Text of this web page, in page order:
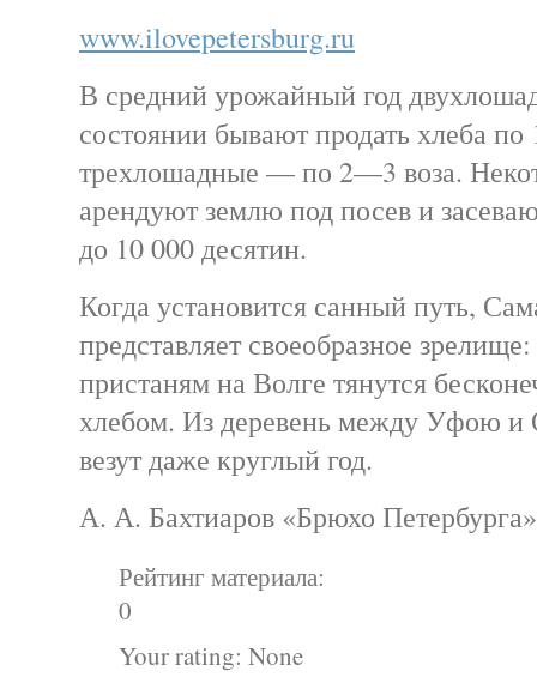
www.ilovepetersburg.ru
В средний урожайный год
состоянии бывают продать хлеба по
трехлошадные — по 2—3 воза.
арендуют землю под посев и
до 10 000 десятин.
Когда установится санный путь,
представляет своеобразное
пристаням на Волге тянутся
хлебом. Из деревень между Уфою и
везут даже круглый год.
А. А. Бахтиаров «Брюхо Петербурга»
Рейтинг материала:
0
Your rating: None